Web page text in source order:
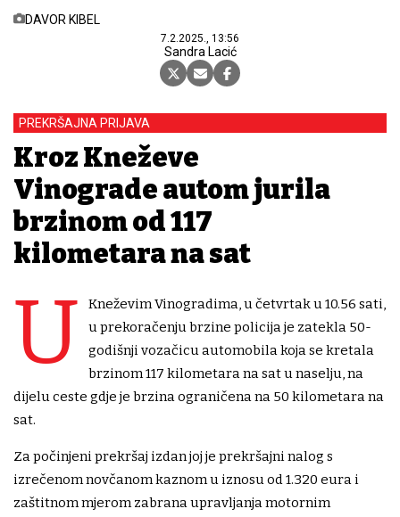
DAVOR KIBEL
7.2.2025., 13:56
Sandra Lacić
PREKRŠAJNA PRIJAVA
Kroz Kneževe
Vinograde autom jurila
brzinom od 117
kilometara na sat
U
Kneževim Vinogradima, u četvrtak u 10.56 sati,
u prekoračenju brzine policija je zatekla 50-
godišnji vozačicu automobila koja se kretala
brzinom 117 kilometara na sat u naselju, na
dijelu ceste gdje je brzina ograničena na 50 kilometara na
sat.
Za počinjeni prekršaj izdan joj je prekršajni nalog s
izrečenom novčanom kaznom u iznosu od 1.320 eura i
zaštitnom mjerom zabrana upravljanja motornim